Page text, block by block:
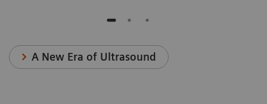
A New Era of Ultrasound